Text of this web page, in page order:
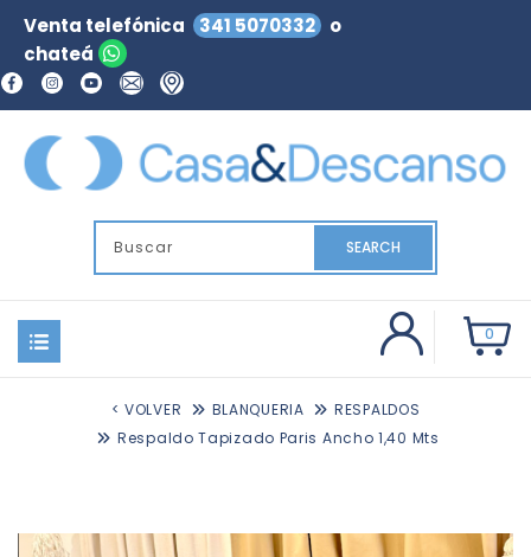
Venta telefónica 341 5070332
o
chateá
SEARCH
0
< VOLVER BLANQUERIA
RESPALDOS
Respaldo Tapizado Paris Ancho 1,40 Mts